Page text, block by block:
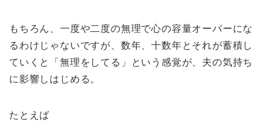
もちろん、一度や二度の無理で心の容量オーバーにな
るわけじゃないですが、数年、十数年とそれが蓄積し
ていくと「無理をしてる」という感覚が、夫の気持ち
に影響しはじめる。
たとえば